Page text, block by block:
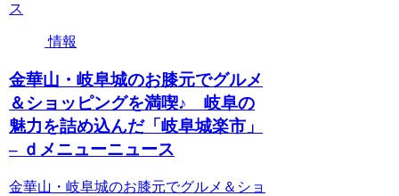
ス
情報
金華山・岐阜城のお膝元でグルメ
＆ショッピングを満喫♪ 岐阜の
魅力を詰め込んだ「岐阜城楽市」
– ｄメニューニュース
金華山・岐阜城のお膝元でグルメ＆ショ